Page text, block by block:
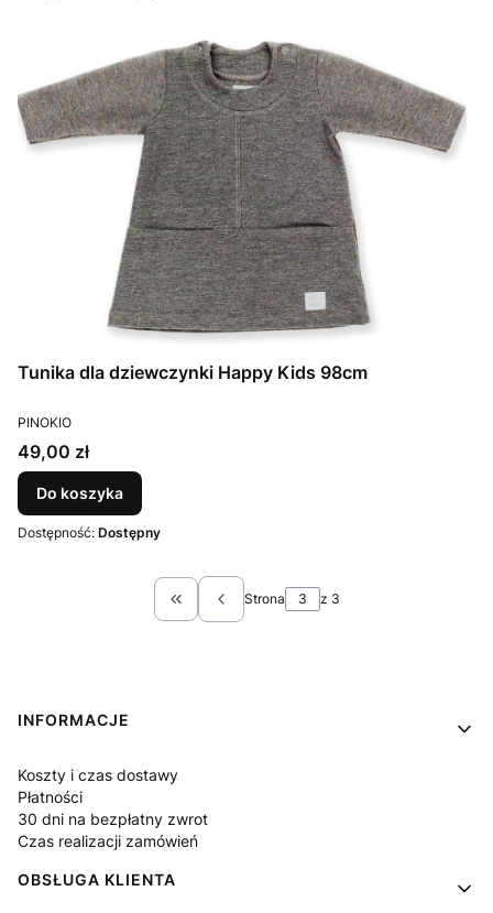
Tunika dla dziewczynki Happy Kids 98cm
PRODUCENT
PINOKIO
Cena
49,00 zł
Do koszyka
Dostępność: Dostępny
Wróć do pierwszej strony z produktami
Strona z 3
Linki w stopce
INFORMACJE
Koszty i czas dostawy
Płatności
30 dni na bezpłatny zwrot
Czas realizacji zamówień
OBSŁUGA KLIENTA